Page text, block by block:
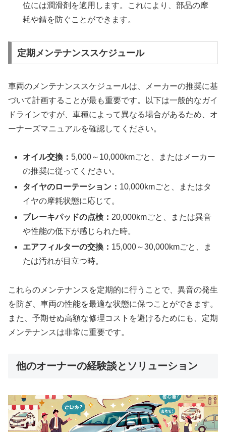
位には潤滑剤を適用します。これにより、部品の摩
耗や錆を防ぐことができます。
定期メンテナンススケジュール
車両のメンテナンススケジュールは、メーカーの推奨に基
づいて計画することが最も重要です。以下は一般的なガイ
ドラインですが、車種によって異なる場合があるため、オ
ーナーズマニュアルを確認してください。
オイル交換：5,000～10,000kmごと、またはメーカー
の推奨に従ってください。
タイヤのローテーション： 10,000kmごと、またはタ
イヤの摩耗状態に応じて。
ブレーキパッドの点検： 20,000kmごと、または異音
や性能の低下が感じられた時。
エアフィルターの交換： 15,000～30,000kmごと、ま
たは汚れが目立つ時。
これらのメンテナンスを定期的に行うことで、異音の発生
を防ぎ、車両の性能を最適な状態に保つことができます。
また、予期せぬ高額な修理コストを避けるためにも、定期
メンテナンスは非常に重要です。
他のオーナーの経験談とソリューション